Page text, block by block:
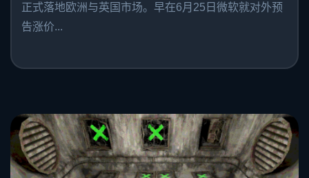
正式落地欧洲与英国市场。早在6月25日微软就对外预
告涨价...